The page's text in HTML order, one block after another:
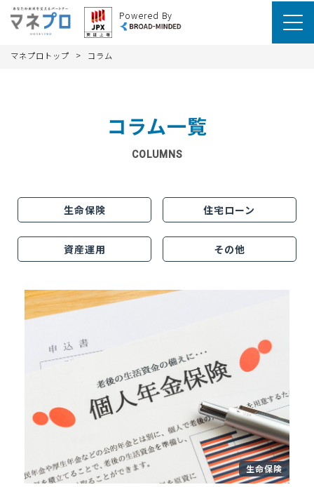
Powered By
マネプロトップ > コラム
コラム一覧
COLUMNS
生命保険 住宅ローン
資産運用 その他
生命保険